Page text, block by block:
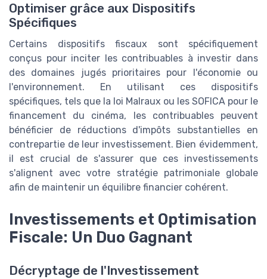
Optimiser grâce aux Dispositifs
Spécifiques
Certains dispositifs fiscaux sont spécifiquement
conçus pour inciter les contribuables à investir dans
des domaines jugés prioritaires pour l'économie ou
l'environnement. En utilisant ces dispositifs
spécifiques, tels que la loi Malraux ou les SOFICA pour le
financement du cinéma, les contribuables peuvent
bénéficier de réductions d'impôts substantielles en
contrepartie de leur investissement. Bien évidemment,
il est crucial de s'assurer que ces investissements
s'alignent avec votre stratégie patrimoniale globale
afin de maintenir un équilibre financier cohérent.
Investissements et Optimisation
Fiscale: Un Duo Gagnant
Décryptage de l'Investissement